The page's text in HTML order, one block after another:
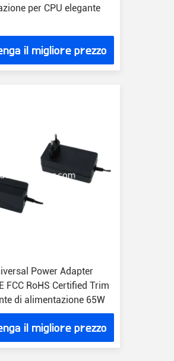
per CPU elegante
il migliore prezzo
Power Adapter
FCC RoHS Certified Trim
di alimentazione 65W
il migliore prezzo